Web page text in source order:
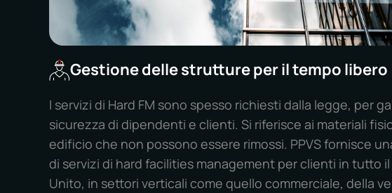
Gestione delle strutture per il tempo libero
I servizi di Hard FM sono spesso richiesti dalla legge, per
sicurezza di dipendenti e clienti. Si riferisce ai materiali
edificio che non possono essere rimossi. PPVS fornisce
di servizi di hard facilities management per clienti in tutto il
Unito, in settori verticali come quello commerciale, della